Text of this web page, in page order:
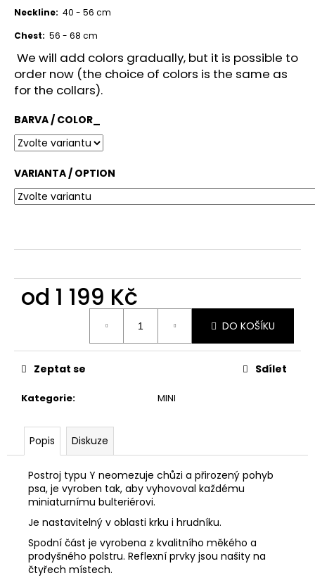
Neckline: 40 - 56 cm
Chest: 56 - 68 cm
We will add colors gradually, but it is possible to
order now (the choice of colors is the same as
for the collars).
BARVA / COLOR_
VARIANTA / OPTION
od 1 199 Kč
DO KOŠÍKU
Kategorie: MINI
Zeptat se Sdílet
Popis Diskuze
Postroj typu Y neomezuje chůzi a přirozený pohyb
psa, je vyroben tak, aby vyhovoval každému
miniaturnímu bulteriérovi.
Je nastavitelný v oblasti krku i hrudníku.
Spodní část je vyrobena z kvalitního měkého a
prodyšného polstru. Reflexní prvky jsou našity na
čtyřech místech.
r
č
u
j
e
e